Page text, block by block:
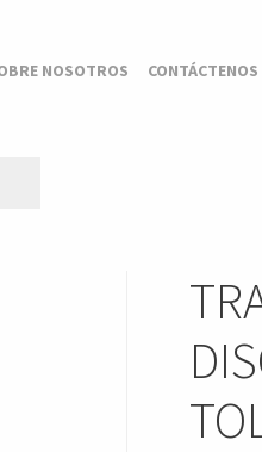
NOSOTROS CONTÁCTENOS